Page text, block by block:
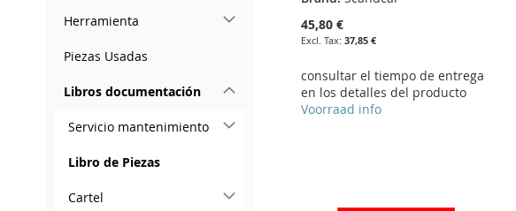
45,80 €
37,85 €
consultar el tiempo de entrega
en los detalles del producto
Voorraad info
ADD
TO
ADD
Add to Cart
ADD
TO
ADD
Add to Cart
Herramienta
Piezas Usadas
Libros documentación
Servicio mantenimiento
Libro de Piezas
Cartel